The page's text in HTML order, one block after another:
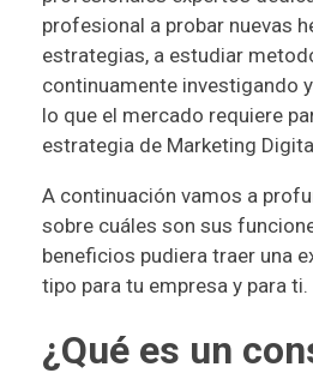
profesional a probar nuevas
estrategias, a estudiar
continuamente investigando
lo que el mercado requiere
estrategia de Marketing
A continuación vamos a
sobre cuáles son sus
beneficios pudiera traer una
tipo para tu empresa y para ti.
¿Qué es un